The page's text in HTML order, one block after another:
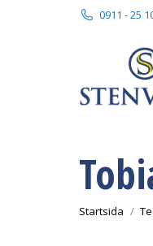
0911 - 25
Du är här:
Startsida